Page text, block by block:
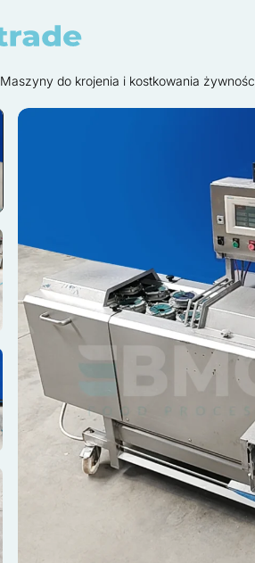
Maszyny do krojenia i kostkowania